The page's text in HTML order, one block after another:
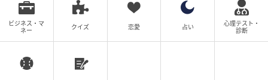
ブラックのスムースコットンクルーネックセーター＆
スウェットワイドショーツ＆編み込みショルダーバッ
グ＆ソックス、ホワイトのエアリズムコットンクルー
ネックTシャツによるモノトーンコーディネート。
ビジネス・マ
ネー
クイズ 恋愛 占い
心理テスト・
診断